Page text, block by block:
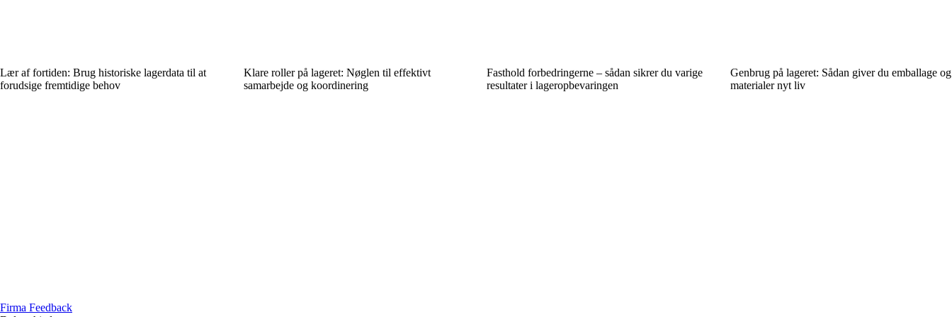
Lær af fortiden: Brug historiske lagerdata til at
forudsige fremtidige behov
Klare roller på lageret: Nøglen til effektivt
samarbejde og koordinering
Fasthold forbedringerne – sådan sikrer du varige
resultater i lageropbevaringen
Genbrug på lageret: Sådan giver du emballage og
materialer nyt liv
Firma Feedback